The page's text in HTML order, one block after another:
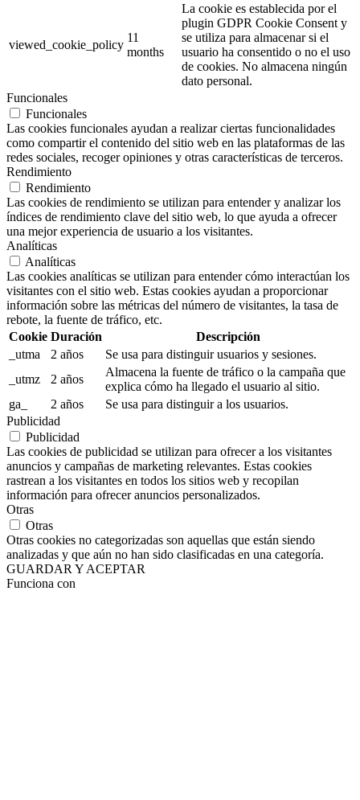
viewed_cookie_policy
11
months
La cookie es establecida por el
plugin GDPR Cookie Consent y
se utiliza para almacenar si el
usuario ha consentido o no el uso
de cookies. No almacena ningún
dato personal.
Funcionales
Funcionales
Las cookies funcionales ayudan a realizar ciertas funcionalidades
como compartir el contenido del sitio web en las plataformas de las
redes sociales, recoger opiniones y otras características de terceros.
Rendimiento
Rendimiento
Las cookies de rendimiento se utilizan para entender y analizar los
índices de rendimiento clave del sitio web, lo que ayuda a ofrecer
una mejor experiencia de usuario a los visitantes.
Analíticas
Analíticas
Las cookies analíticas se utilizan para entender cómo interactúan los
visitantes con el sitio web. Estas cookies ayudan a proporcionar
información sobre las métricas del número de visitantes, la tasa de
rebote, la fuente de tráfico, etc.
Cookie Duración
Descripción
_utma
2 años
Se usa para distinguir usuarios y sesiones.
_utmz
2 años
Almacena la fuente de tráfico o la campaña que
explica cómo ha llegado el usuario al sitio.
ga_
2 años
Se usa para distinguir a los usuarios.
Publicidad
Publicidad
Las cookies de publicidad se utilizan para ofrecer a los visitantes
anuncios y campañas de marketing relevantes. Estas cookies
rastrean a los visitantes en todos los sitios web y recopilan
información para ofrecer anuncios personalizados.
Otras
Otras
Otras cookies no categorizadas son aquellas que están siendo
analizadas y que aún no han sido clasificadas en una categoría.
GUARDAR Y ACEPTAR
Funciona con